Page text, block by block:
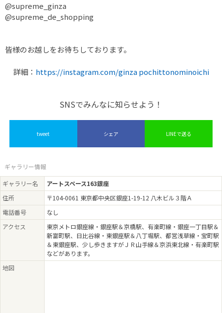
@supreme_ginza
@supreme_de_shopping
皆様のお越しをお待ちしております。
詳細： https://instagram.com/ginza pochittonominoichi
SNSでみんなに知らせよう！
tweet シェア LINEで送る
ギャラリー情報
ギャラリー名
アートスペース163銀座
住所
〒104-0061 東京都中央区銀座1-19-12 八木ビル３階Ａ
電話番号
なし
アクセス
東京メトロ銀座線・銀座駅＆京橋駅、有楽町線・銀座一丁目駅＆
新富町駅、日比谷線・東銀座駅＆八丁堀駅、都営浅草線・宝町駅
＆東銀座駅、少し歩きますがＪＲ山手線＆京浜東北線・有楽町駅
などがあります。
地図